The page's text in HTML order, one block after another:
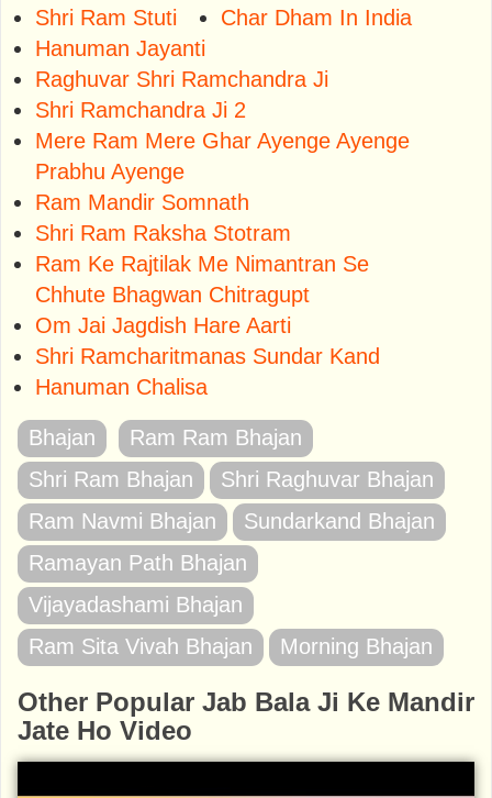
Shri Ram Stuti
Char Dham In India
Hanuman Jayanti
Raghuvar Shri Ramchandra Ji
Shri Ramchandra Ji 2
Mere Ram Mere Ghar Ayenge Ayenge
Prabhu Ayenge
Ram Mandir Somnath
Shri Ram Raksha Stotram
Ram Ke Rajtilak Me Nimantran Se
Chhute Bhagwan Chitragupt
Om Jai Jagdish Hare Aarti
Shri Ramcharitmanas Sundar Kand
Hanuman Chalisa
Bhajan
Ram Ram Bhajan
Shri Ram Bhajan
Shri Raghuvar Bhajan
Ram Navmi Bhajan
Sundarkand Bhajan
Ramayan Path Bhajan
Vijayadashami Bhajan
Ram Sita Vivah Bhajan
Morning Bhajan
Other Popular Jab Bala Ji Ke Mandir
Jate Ho Video